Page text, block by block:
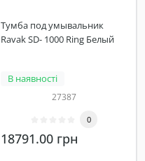
Тумба под умывальник
Ravak SD- 1000 Ring Белый
В наявності
27387
0
18791.00 грн